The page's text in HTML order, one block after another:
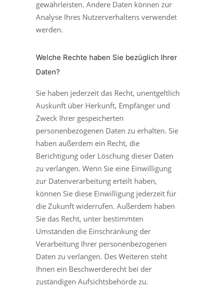
gewährleisten. Andere Daten können zur
Analyse Ihres Nutzerverhaltens verwendet
werden.
Welche Rechte haben Sie bezüglich Ihrer
Daten?
Sie haben jederzeit das Recht, unentgeltlich
Auskunft über Herkunft, Empfänger und
Zweck Ihrer gespeicherten
personenbezogenen Daten zu erhalten. Sie
haben außerdem ein Recht, die
Berichtigung oder Löschung dieser Daten
zu verlangen. Wenn Sie eine Einwilligung
zur Datenverarbeitung erteilt haben,
können Sie diese Einwilligung jederzeit für
die Zukunft widerrufen. Außerdem haben
Sie das Recht, unter bestimmten
Umständen die Einschränkung der
Verarbeitung Ihrer personenbezogenen
Daten zu verlangen. Des Weiteren steht
Ihnen ein Beschwerderecht bei der
zuständigen Aufsichtsbehörde zu.